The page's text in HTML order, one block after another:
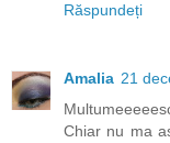
Răspundeți
Amalia 21
Chiar nu ma